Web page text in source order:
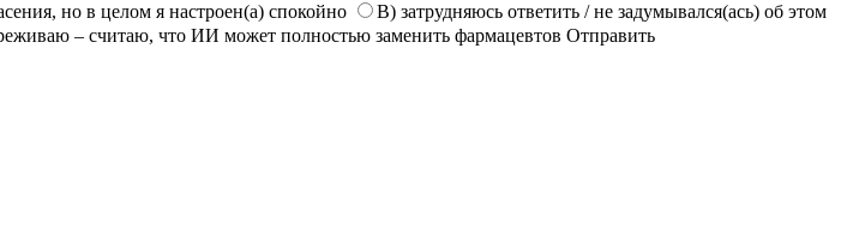
но в целом я настроен(а) спокойно
В) затрудняюсь ответить / не задумывался(ась) об этом
– считаю, что ИИ может полностью заменить фармацевтов Отправить